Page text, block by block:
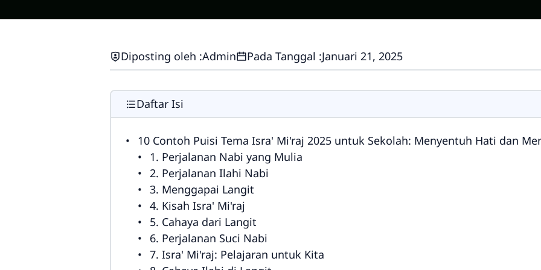
Diposting oleh :Admin Pada Tanggal :Januari 21, 2025
Daftar Isi
10 Contoh Puisi Tema Isra' Mi'raj 2025 untuk Sekolah: Menyentuh Hati dan
1. Perjalanan Nabi yang Mulia
2. Perjalanan Ilahi Nabi
3. Menggapai Langit
4. Kisah Isra' Mi'raj
5. Cahaya dari Langit
6. Perjalanan Suci Nabi
7. Isra' Mi'raj: Pelajaran untuk Kita